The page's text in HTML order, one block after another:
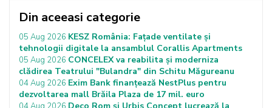
Din aceeasi categorie
05 Aug 2026 KESZ România: Fațade ventilate și
tehnologii digitale la ansamblul Corallis Apartments
05 Aug 2026 CONCELEX va reabilita și moderniza
clădirea Teatrului "Bulandra" din Schitu Măgureanu
04 Aug 2026 Exim Bank finanțează NestPlus pentru
dezvoltarea mall Brăila Plaza de 17 mil. euro